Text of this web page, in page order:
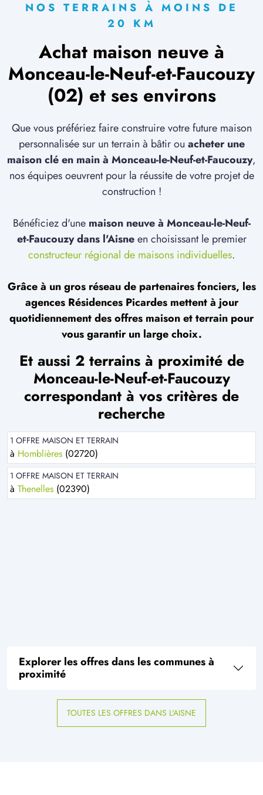
NOS TERRAINS À MOINS DE
20 KM
Achat maison neuve à
Monceau-le-Neuf-et-Faucouzy
(02) et ses environs
Que vous préfériez faire construire votre future maison
personnalisée sur un terrain à bâtir ou acheter une
maison clé en main à Monceau-le-Neuf-et-Faucouzy,
nos équipes oeuvrent pour la réussite de votre projet de
construction !
Bénéficiez d'une maison neuve à Monceau-le-Neuf-
et-Faucouzy dans l'Aisneen choisissant le premier
constructeur régional de maisons individuelles.
Grâce à un gros réseau de partenaires fonciers, les
agences Résidences Picardes mettent à jour
quotidiennement des offres maison et terrain pour
vous garantir un large choix.
Et aussi 2 terrains à proximité de
Monceau-le-Neuf-et-Faucouzy
correspondant à vos critères de
recherche
1 OFFRE MAISON ET TERRAIN
à Homblières (02720)
1 OFFRE MAISON ET TERRAIN
à Thenelles (02390)
Explorer les offres dans les communes à
proximité
TOUTES LES OFFRES DANS L'AISNE